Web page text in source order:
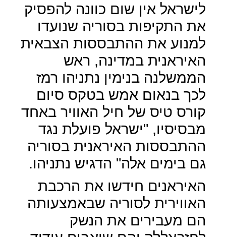
לישראל אין שום כוונה להפסיק
את התקיפות בסוריה שנועדו
למנוע את ההתבססות הצבאית
האיראנית במדינה, ראש
הממשלנה בנימין נתניהו רמז
לכך בנאום אמש בטקס סיום
קורס טיס של חיל האוויר באחד
מבסיסיו, "ישראל פועלת נגד
ההתבססות האיראנית בסוריה
גם בימים אלה" הדגיש נתניהו.
האיראנים חידשו את הרכבת
האווירית לסוריה שבאמצעותה
הם מעבירים את הנשק